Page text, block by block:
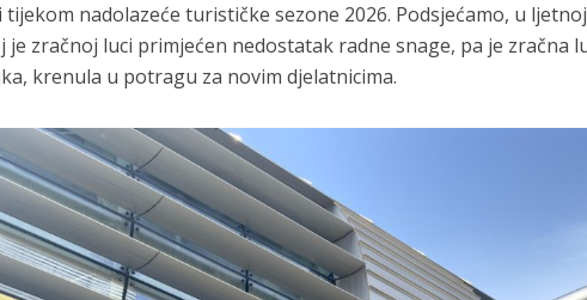
nadolazeće turističke sezone 2026. Podsjećamo, u
je zračnoj luci primjećen nedostatak radne snage, pa je zračna
krenula u potragu za novim djelatnicima.